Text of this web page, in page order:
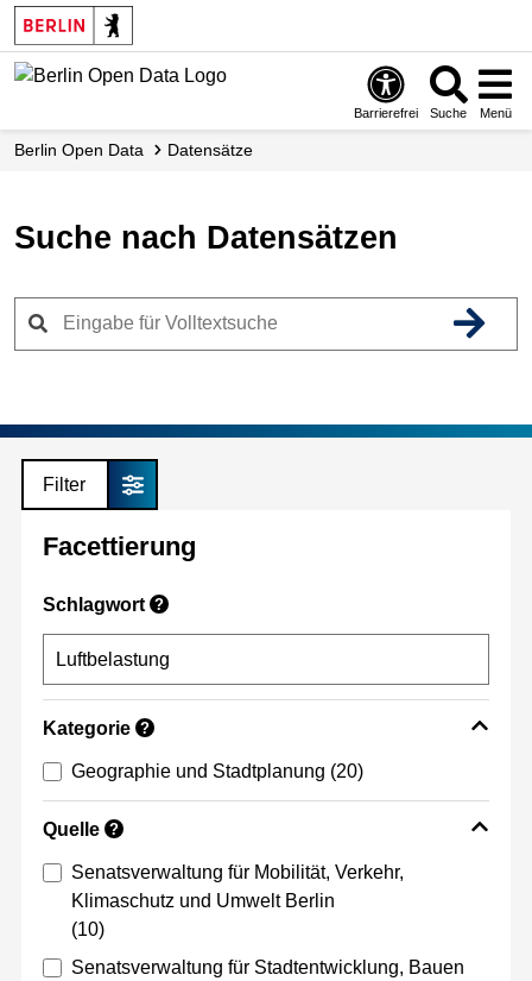
Skip
to
main
Barrierefrei Suche Menü
Berlin Open Data Datensätze
Suche nach Datensätzen
Filter
Facettierung
Schlagwort ?
Kategorie ?
Geographie und Stadtplanung (20)
Quelle ?
Senatsverwaltung für Mobilität, Verkehr,
Klimaschutz und Umwelt Berlin
(10)
Senatsverwaltung für Stadtentwicklung, Bauen